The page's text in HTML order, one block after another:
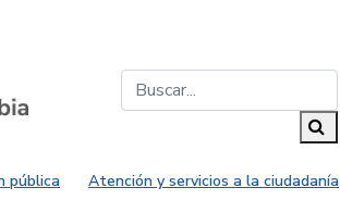
pública Atención y servicios a la ciudadanía